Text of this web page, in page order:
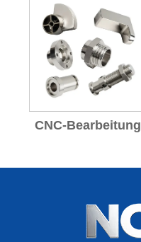
CNC-Bearbeitung